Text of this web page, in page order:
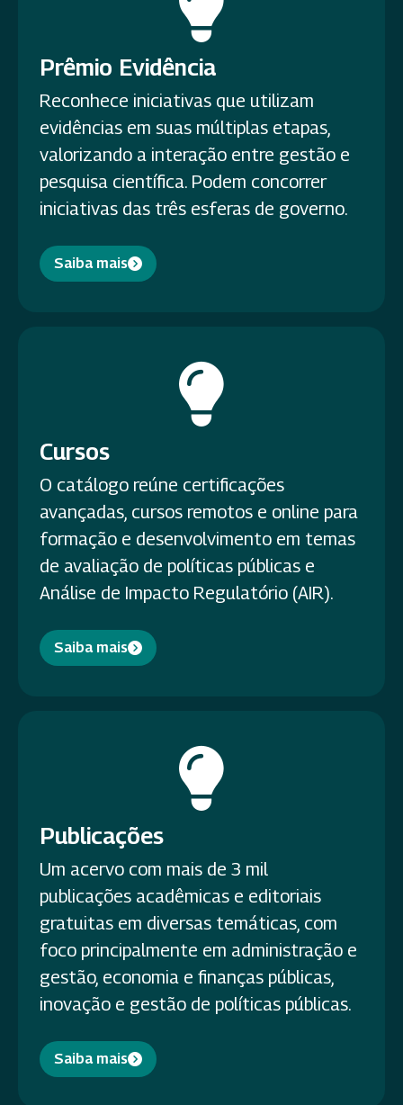
Prêmio Evidência
Reconhece iniciativas que utilizam
evidências em suas múltiplas etapas,
valorizando a interação entre gestão e
pesquisa científica. Podem concorrer
iniciativas das três esferas de governo.
Saiba mais
Cursos
O catálogo reúne certificações
avançadas, cursos remotos e online para
formação e desenvolvimento em temas
de avaliação de políticas públicas e
Análise de Impacto Regulatório (AIR).
Saiba mais
Publicações
Um acervo com mais de 3 mil
publicações acadêmicas e editoriais
gratuitas em diversas temáticas, com
foco principalmente em administração e
gestão, economia e finanças públicas,
inovação e gestão de políticas públicas.
Saiba mais